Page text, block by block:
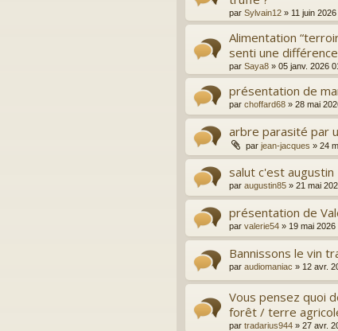
par Sylvain12 » 11 juin
Alimentation
senti une
par Saya8 » 05 janv. 2026
présentation de
par choffard68 » 28 mai
arbre parasité par
par jean-jacques » 24
salut c'est augustin
par augustin85 » 21 mai
présentation de
par valerie54 » 19 mai 2026
Bannissons le vin
par audiomaniac » 12 avr.
Vous pensez quoi
forêt / terre
par tradarius944 » 27 avr.